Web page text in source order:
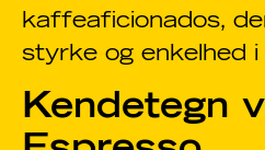
kaffeaficionados,
styrke og enkelhed
Kendetegn